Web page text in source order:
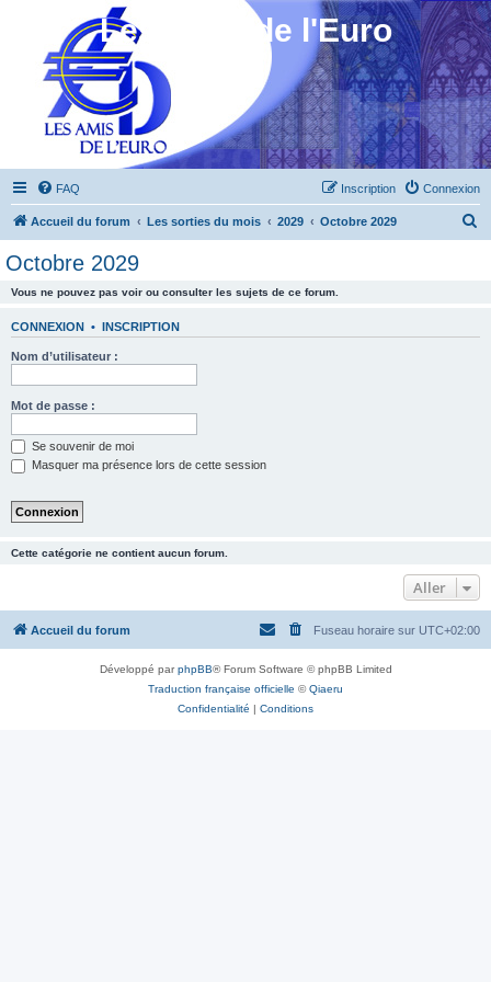
Les Amis de l'Euro
FAQ Connexion
Inscription
Accueil du forum Les sorties du mois 2029 Octobre 2029
Octobre 2029
Vous ne pouvez pas voir ou consulter les sujets de ce forum.
CONNEXION • INSCRIPTION
Nom d’utilisateur :
Mot de passe :
Se souvenir de moi
Masquer ma présence lors de cette session
Cette catégorie ne contient aucun forum.
Aller
Accueil du forum Fuseau horaire sur UTC+02:00
Développé parphpBB® Forum Software © phpBB Limited
Traduction française officielle ©Qiaeru
Confidentialité | Conditions